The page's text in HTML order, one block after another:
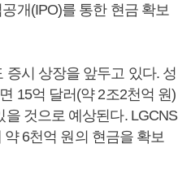
개(IPO)를 통한 현금 확보
증시 상장을 앞두고 있다. 성
15억 달러(약 2조2천억 원)
것으로 예상된다. LGCNS
6천억 원의 현금을 확보